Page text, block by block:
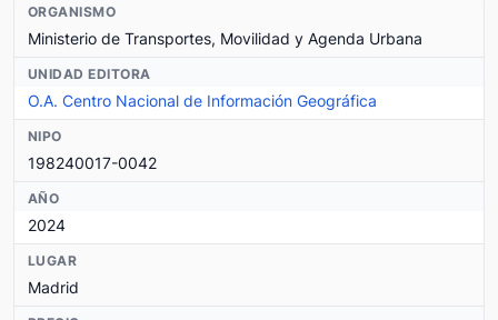
ORGANISMO
Ministerio de Transportes, Movilidad y Agenda Urbana
UNIDAD EDITORA
O.A. Centro Nacional de Información Geográfica
NIPO
198240017-0042
AÑO
2024
LUGAR
Madrid